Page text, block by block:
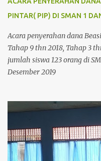
menjadikan keringanan
di SMAN 1 Danau Panggang
GURU-GURU kita yang tepat
PINTAR( PIP) DI SMAN 1
Acara penyerahan dana
Tahap 9 thn 2018, Tahap 3
jumlah siswa 123 orang di
Desember 2019